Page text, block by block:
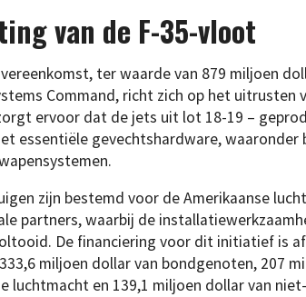
van de F-35-vloot
ter waarde van 879 miljoen
Command, richt zich op het
ervoor dat de jets uit lot 18-19 –
essentiële gevechtshardware, waaronder
zijn bestemd voor de Amerikaanse
partners, waarbij de
De financiering voor dit initiatief is
miljoen dollar van bondgenoten, 207
luchtmacht en 139,1 miljoen dollar van